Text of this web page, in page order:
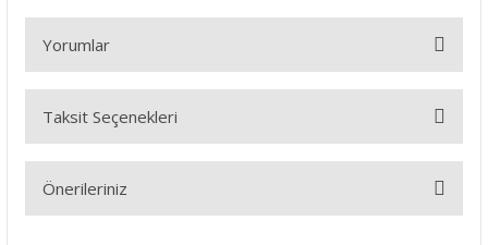
Yorumlar
Bu ürüne ilk yorumu siz yapın!
Taksit Seçenekleri
Önerileriniz